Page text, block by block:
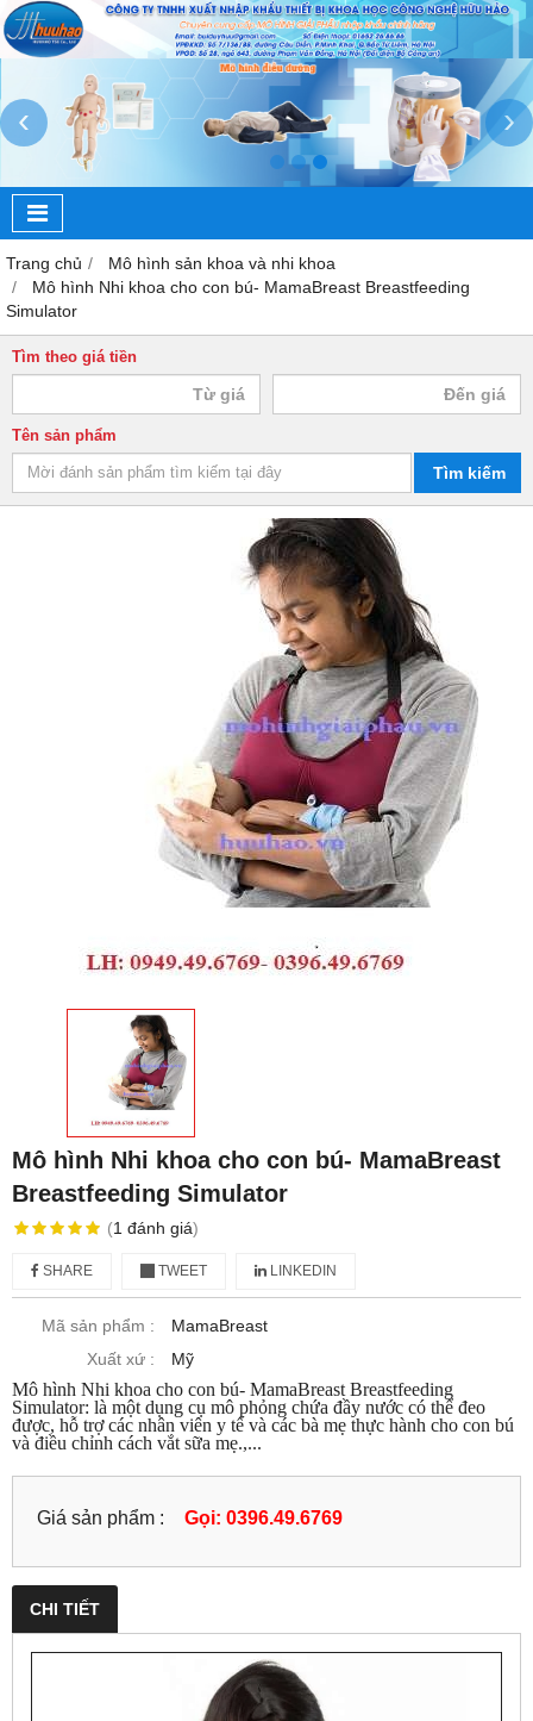
‹ ›
Trang chủ
Mô hình sản khoa và nhi khoa
Mô hình Nhi khoa cho con bú- MamaBreast Breastfeeding
Simulator
Tìm theo giá tiền
Tên sản phẩm
Tìm kiếm
Mô hình Nhi khoa cho con bú- MamaBreast
Breastfeeding Simulator
(1 đánh giá)
SHARE TWEET LINKEDIN
Mã sản phẩm :
MamaBreast
Xuất xứ :
Mỹ
Mô hình Nhi khoa cho con bú- MamaBreast Breastfeeding
Simulator: là một dụng cụ mô phỏng chứa đầy nước có thể đeo
được, hỗ trợ các nhân viên y tế và các bà mẹ thực hành cho con bú
và điều chỉnh cách vắt sữa mẹ.,...
Giá sản phẩm : Gọi: 0396.49.6769
CHI TIẾT